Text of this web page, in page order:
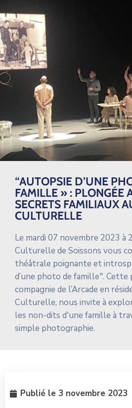
“AUTOPSIE D’UNE
FAMILLE » :
SECRETS FAMILIAUX
CULTURELLE
Le mardi 07 novembre 2023 à
Culturelle de Soissons vous
théâtrale poignante et
d’une photo de famille". Cette
compagnie de l’Arcade en
Culturelle, nous invite à
les non-dits d'une famille à
simple photographie.
Publié le 3 novembre 2023